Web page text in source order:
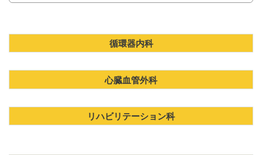
循環器内科
心臓血管外科
リハビリテーション科